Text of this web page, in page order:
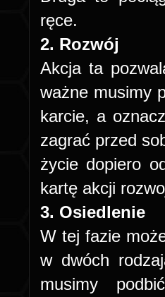
ręce.
2. Rozwój
Akcja ta
ważne musimy
karcie, a
zagrać przed
życie dopiero
kartę akcji
3. Osiedlenie
W tej fazie
w dwóch
musimy